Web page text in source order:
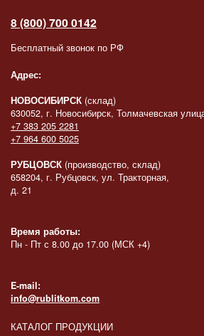
8 (800) 700 0142
Бесплатный звонок по РФ
Адрес:
НОВОСИБИРСК (склад)
630052, г. Новосибирск, Толмачевская
+7 383 205 2281
+7 964 600 5025
РУБЦОВСК (производство, склад)
658204, г. Рубцовск, ул. Тракторная,
д. 21
Время работы:
Пн - Пт с 8.00 до 17.00 (МСК +4)
E-mail:
info@rublitkom.com
КАТАЛОГ ПРОДУКЦИИ